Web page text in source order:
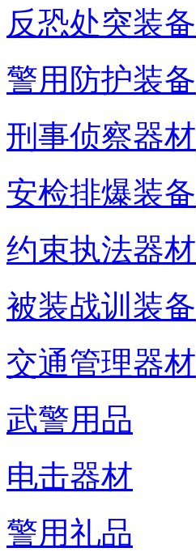
反恐处突装备
警用防护装备
刑事侦察器材
安检排爆装备
约束执法器材
被装战训装备
交通管理器材
武警用品
电击器材
警用礼品